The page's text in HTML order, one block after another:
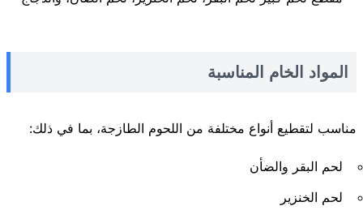
المواد الخام المناسبة
مناسب لتقطيع أنواع مختلفة من اللحوم الطازجة، بما في ذلك:
لحم البقر والضأن
لحم الخنزير